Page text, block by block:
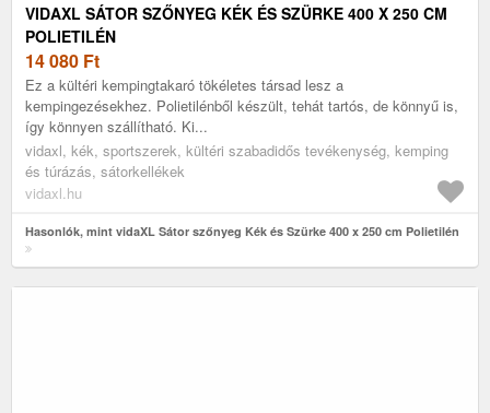
VIDAXL SÁTOR SZŐNYEG KÉK ÉS SZÜRKE 400 X 250 CM
POLIETILÉN
14 080 Ft
Ez a kültéri kempingtakaró tökéletes társad lesz a
kempingezésekhez. Polietilénből készült, tehát tartós, de könnyű is,
így könnyen szállítható. Ki...
vidaxl, kék, sportszerek, kültéri szabadidős tevékenység, kemping
és túrázás, sátorkellékek
vidaxl.hu
Hasonlók, mint vidaXL Sátor szőnyeg Kék és Szürke 400 x 250 cm Polietilén